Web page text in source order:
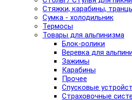
Стяжки, карабины,
Сумка - холодильник
Термосы
Товары для альпинизма
Блок-ролики
Веревка для
Зажимы
Карабины
Прочее
Спусковые
Страховочные